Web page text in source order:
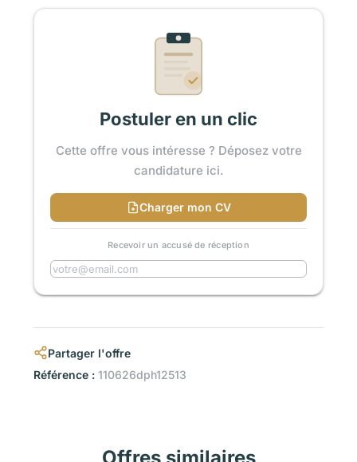
Postuler en un clic
Cette offre vous intéresse ? Déposez votre
candidature ici.
Charger mon CV
Recevoir un accusé de réception
Partager l'offre
Référence : 110626dph12513